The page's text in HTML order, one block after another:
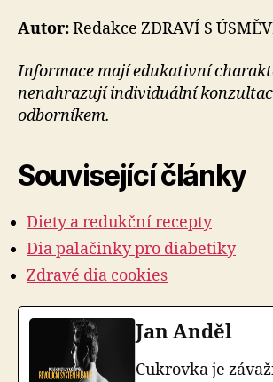
Autor:Redakce ZDRAVÍ S
Informace mají edukativní
nenahrazují individuální
odborníkem.
Související články
Diety a redukční recepty
Dia palačinky pro diabetiky
Zdravé dia cookies
Jan Anděl
Cukrovka je